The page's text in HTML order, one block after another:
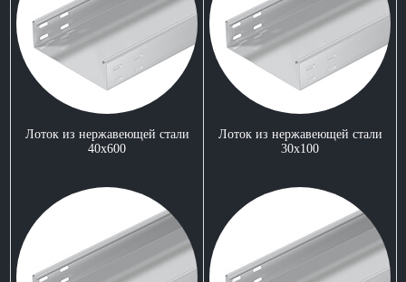
Лоток из нержавеющей стали
40x600
Лоток из нержавеющей стали
30x100